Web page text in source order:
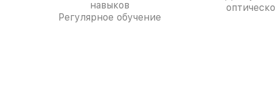
навыков
Регулярное обучение